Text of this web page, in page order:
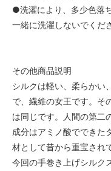
●洗濯により、多少色落
一緒に洗濯しないでくだ
その他商品説明
シルクは軽い、柔らかい
で、繊維の女王です。そ
は同じです。人間の第二
成分はアミノ酸でできた
材として昔から重宝され
今回の手巻き上げシルク